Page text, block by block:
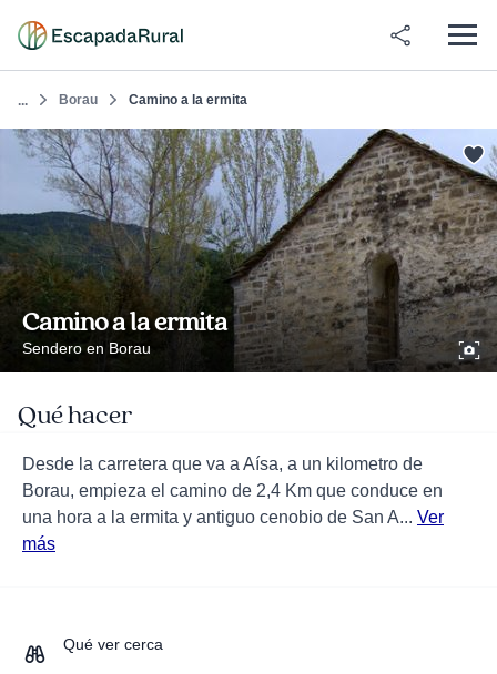
... Borau Camino a la ermita
Camino a la ermita
Sendero en Borau
Qué hacer
Desde la carretera que va a Aísa, a un kilometro de
Borau, empieza el camino de 2,4 Km que conduce en
una hora a la ermita y antiguo cenobio de San A... Ver
más
Qué ver cerca